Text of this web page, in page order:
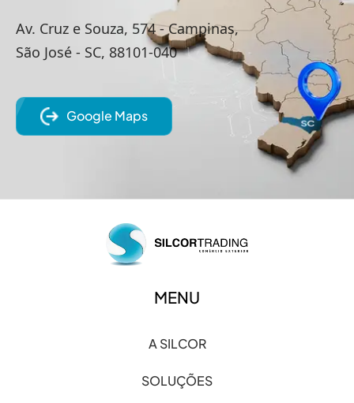
Av. Cruz e Souza, 574 - Campinas,
São José - SC, 88101-040
Google Maps
MENU
A SILCOR
SOLUÇÕES